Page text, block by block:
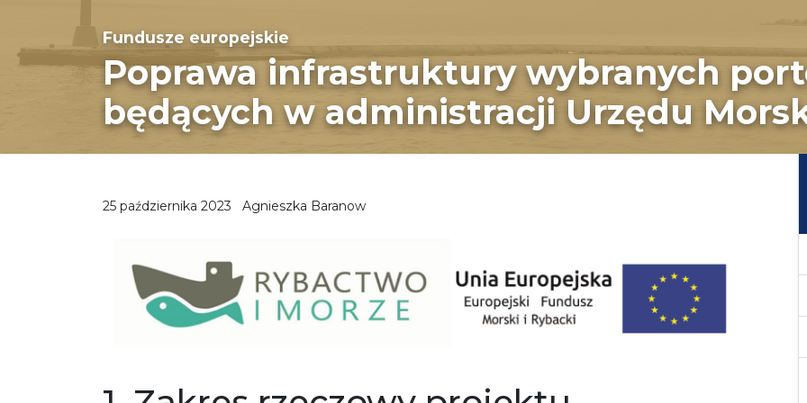
Fundusze europejskie
Poprawa infrastruktury wybranych
będących w administracji Urzędu
25 października 2023 Agnieszka Baranow